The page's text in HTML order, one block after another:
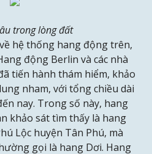
trong lòng đất
hệ thống hang động trên,
động Berlin và các nhà
tiến hành thám hiểm, khảo
nham, với tổng chiều dài
nay. Trong số này, hang
khảo sát tìm thấy là hang
Lộc huyện Tân Phú, mà
gọi là hang Dơi. Hang